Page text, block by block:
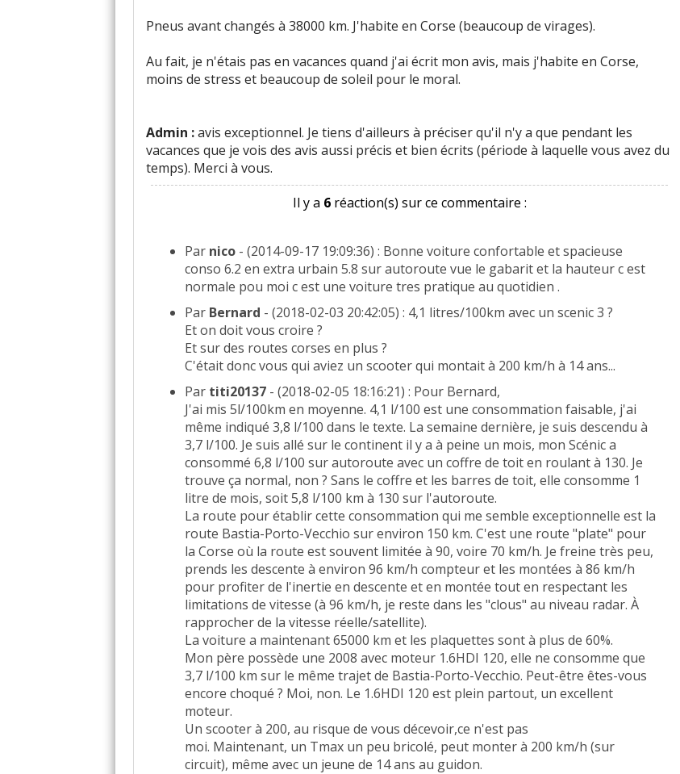
Pneus avant changés à 38000 km. J'habite en Corse (beaucoup de virages).
Au fait, je n'étais pas en vacances quand j'ai écrit mon avis, mais j'habite en Corse,
moins de stress et beaucoup de soleil pour le moral.
Admin :avis exceptionnel. Je tiens d'ailleurs à préciser qu'il n'y a que pendant les
vacances que je vois des avis aussi précis et bien écrits (période à laquelle vous avez du
temps). Merci à vous.
Il y a 6réaction(s) sur ce commentaire :
Par nico - (2014-09-17 19:09:36) : Bonne voiture confortable et spacieuse
conso 6.2 en extra urbain 5.8 sur autoroute vue le gabarit et la hauteur c est
normale pou moi c est une voiture tres pratique au quotidien .
Par Bernard - (2018-02-03 20:42:05) : 4,1 litres/100km avec un scenic 3 ?
Et on doit vous croire ?
Et sur des routes corses en plus ?
C'était donc vous qui aviez un scooter qui montait à 200 km/h à 14 ans...
Par titi20137 - (2018-02-05 18:16:21) : Pour Bernard,
J'ai mis 5l/100km en moyenne. 4,1 l/100 est une consommation faisable, j'ai
même indiqué 3,8 l/100 dans le texte. La semaine dernière, je suis descendu à
3,7 l/100. Je suis allé sur le continent il y a à peine un mois, mon Scénic a
consommé 6,8 l/100 sur autoroute avec un coffre de toit en roulant à 130. Je
trouve ça normal, non ? Sans le coffre et les barres de toit, elle consomme 1
litre de mois, soit 5,8 l/100 km à 130 sur l'autoroute.
La route pour établir cette consommation qui me semble exceptionnelle est la
route Bastia-Porto-Vecchio sur environ 150 km. C'est une route "plate" pour
la Corse où la route est souvent limitée à 90, voire 70 km/h. Je freine très peu,
prends les descente à environ 96 km/h compteur et les montées à 86 km/h
pour profiter de l'inertie en descente et en montée tout en respectant les
limitations de vitesse (à 96 km/h, je reste dans les "clous" au niveau radar. À
rapprocher de la vitesse réelle/satellite).
La voiture a maintenant 65000 km et les plaquettes sont à plus de 60%.
Mon père possède une 2008 avec moteur 1.6HDI 120, elle ne consomme que
3,7 l/100 km sur le même trajet de Bastia-Porto-Vecchio. Peut-être êtes-vous
encore choqué ? Moi, non. Le 1.6HDI 120 est plein partout, un excellent
moteur.
Un scooter à 200, au risque de vous décevoir,ce n'est pas
moi. Maintenant, un Tmax un peu bricolé, peut monter à 200 km/h (sur
circuit), même avec un jeune de 14 ans au guidon.